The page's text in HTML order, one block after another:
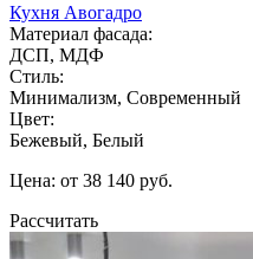
Кухня Авогадро
Материал фасада:
ДСП, МДФ
Стиль:
Минимализм, Современный
Цвет:
Бежевый, Белый
Цена: от 38 140 руб.
Рассчитать